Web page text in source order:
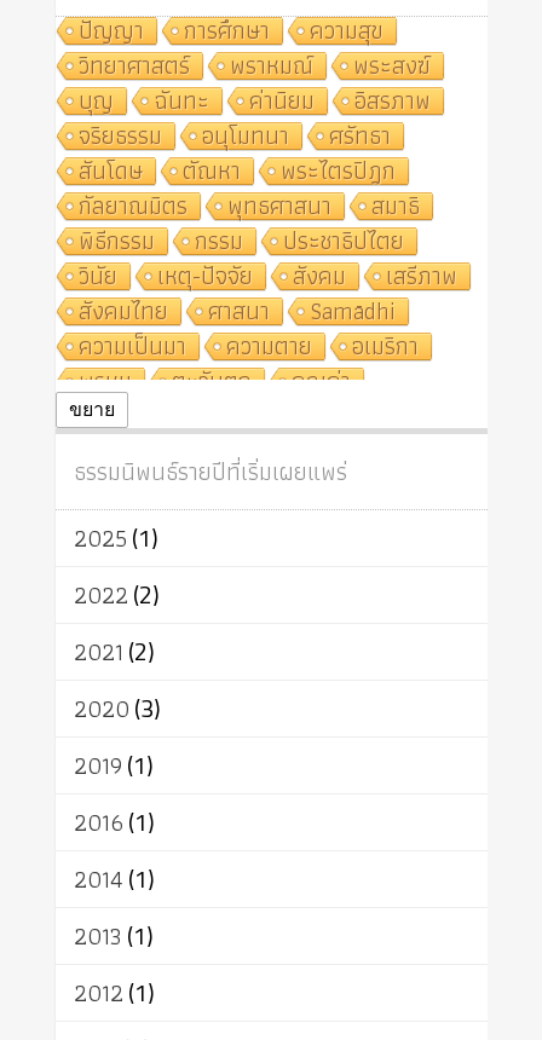
ปัญญา
การศึกษา
ความสุข
วิทยาศาสตร์
พราหมณ์
พระสงฆ์
บุญ
ฉันทะ ค่านิยม
อิสรภาพ
จริยธรรม
อนุโมทนา
ศรัทธา
สันโดษ
ตัณหา
พระไตรปิฎก
กัลยาณมิตร
พุทธศาสนา
สมาธิ
พิธีกรรม
กรรม
ประชาธิปไตย
วินัย
เหตุ-ปัจจัย สังคม
เสรีภาพ
สังคมไทย
ศาสนา
Samādhi
ความเป็นมา
ความตาย
อเมริกา
พรหม
ตะวันตก
คุณค่า
ปฏิจจสมุปบาท
ศาสนาประจำชาติ
อินเดีย
ผู้บริโภค
ธรรมาธิปไตย
จักร
การแยกรัฐกับศาสนา
ธรรมชาติ
เทคโนโลยี
สิทธิ
พุทธบริษัท
อัตถะ
เทวดา
ขยาย
ธรรมนิพนธ์รายปีที่เริ่มเผยแพร่
2025(1)
2022(2)
2021 (2)
2020(3)
2019(1)
2016(1)
2014(1)
2013 (1)
2012(1)